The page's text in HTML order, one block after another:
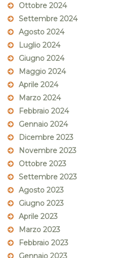
Ottobre 2024
Settembre 2024
Agosto 2024
Luglio 2024
Giugno 2024
Maggio 2024
Aprile 2024
Marzo 2024
Febbraio 2024
Gennaio 2024
Dicembre 2023
Novembre 2023
Ottobre 2023
Settembre 2023
Agosto 2023
Giugno 2023
Aprile 2023
Marzo 2023
Febbraio 2023
Gennaio 2023